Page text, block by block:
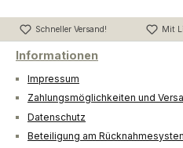
Schneller Versand! Mit
Informationen
Impressum
Zahlungsmöglichkeiten und
Datenschutz
Beteiligung am